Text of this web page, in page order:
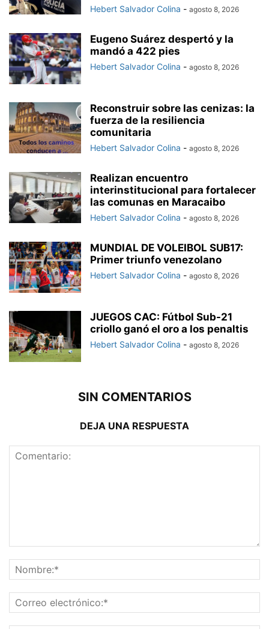
Hebert Salvador Colina - agosto 8, 2026
Eugeno Suárez despertó y la
mandó a 422 pies
Hebert Salvador Colina - agosto 8, 2026
Reconstruir sobre las cenizas: la
fuerza de la resiliencia
comunitaria
Hebert Salvador Colina - agosto 8, 2026
Realizan encuentro
interinstitucional para fortalecer
las comunas en Maracaibo
Hebert Salvador Colina - agosto 8, 2026
MUNDIAL DE VOLEIBOL SUB17:
Primer triunfo venezolano
Hebert Salvador Colina - agosto 8, 2026
JUEGOS CAC: Fútbol Sub-21
criollo ganó el oro a los penaltis
Hebert Salvador Colina - agosto 8, 2026
SIN COMENTARIOS
DEJA UNA RESPUESTA